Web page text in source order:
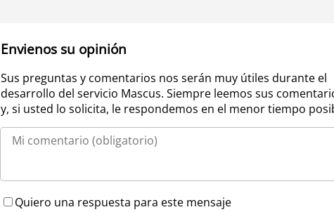
Envienos su opinión
Sus preguntas y comentarios nos serán muy útiles durante el
desarrollo del servicio Mascus. Siempre leemos sus
y, si usted lo solicita, le respondemos en el menor tiempo
Quiero una respuesta para este mensaje